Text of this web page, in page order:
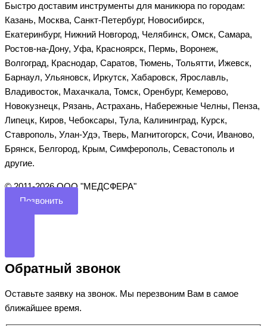
Быстро доставим инструменты для маникюра по городам:
Казань, Москва, Санкт-Петербург, Новосибирск,
Екатеринбург, Нижний Новгород, Челябинск, Омск, Самара,
Ростов-на-Дону, Уфа, Красноярск, Пермь, Воронеж,
Волгоград, Краснодар, Саратов, Тюмень, Тольятти, Ижевск,
Барнаул, Ульяновск, Иркутск, Хабаровск, Ярославль,
Владивосток, Махачкала, Томск, Оренбург, Кемерово,
Новокузнецк, Рязань, Астрахань, Набережные Челны, Пенза,
Липецк, Киров, Чебоксары, Тула, Калининград, Курск,
Ставрополь, Улан-Удэ, Тверь, Магнитогорск, Сочи, Иваново,
Брянск, Белгород, Крым, Симферополь, Севастополь и
другие.
©️ 2011-2026 ООО "МЕДСФЕРА"
Позвонить
Обратный звонок
Оставьте заявку на звонок. Мы перезвоним Вам в самое
ближайшее время.